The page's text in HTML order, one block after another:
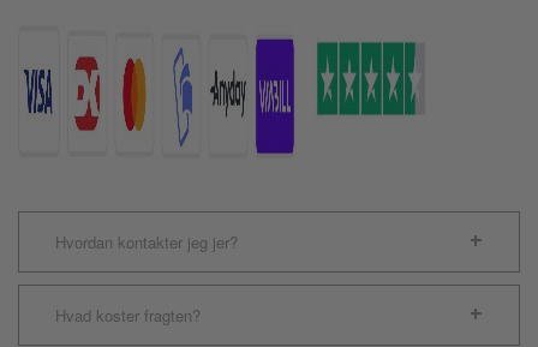
Hvordan kontakter jeg jer?
Hvad koster fragten?